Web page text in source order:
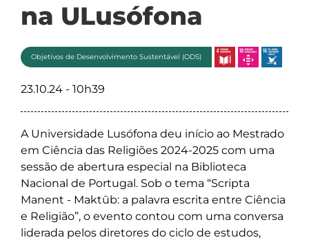
na ULusófona
Objetivos de Desenvolvimento Sustentável (ODS)
23.10.24 - 10h39
A Universidade Lusófona deu início ao Mestrado
em Ciência das Religiões 2024-2025 com uma
sessão de abertura especial na Biblioteca
Nacional de Portugal. Sob o tema “Scripta
Manent - Maktūb: a palavra escrita entre Ciência
e Religião”, o evento contou com uma conversa
liderada pelos diretores do ciclo de estudos,